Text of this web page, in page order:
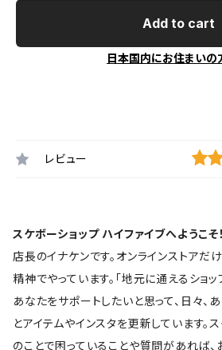
Add to cart
日本国内にお住まいの
レビュー
スケボーショップ ハイファイブへようこそ！
店長のイナケンです。オンラインストアだ
精神でやっています。「地元に通えるショ
あなたをサポートしたいと思って、日々、
とアイテムやインスタを更新しています。
のことで困っていることや質問があれば